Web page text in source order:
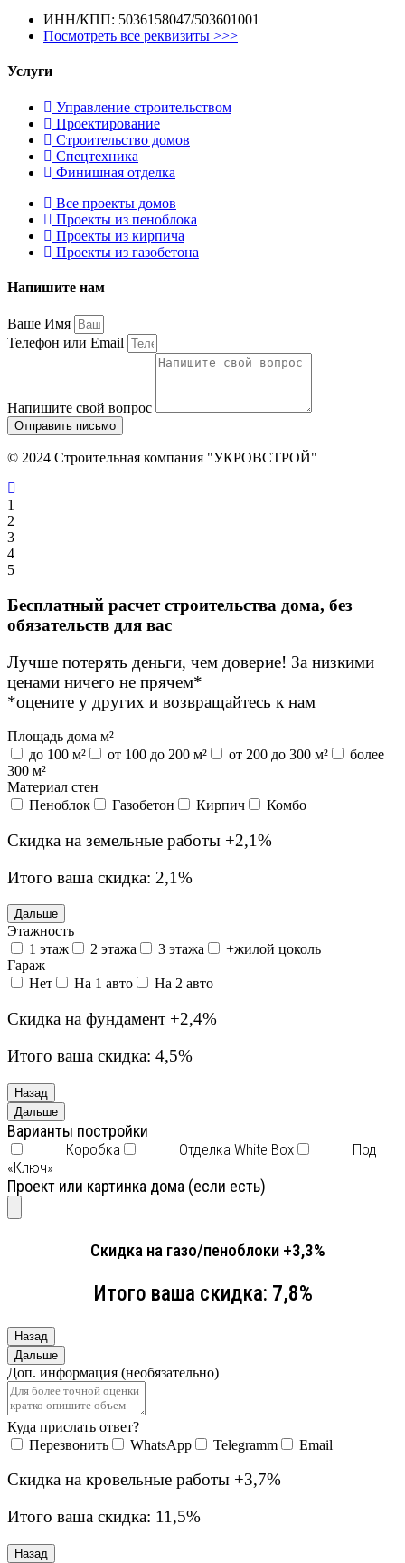
ИНН/КПП: 5036158047/503601001
Посмотреть все реквизиты >>>
Услуги
Управление строительством
Проектирование
Строительство домов
Спецтехника
Финишная отделка
Все проекты домов
Проекты из пеноблока
Проекты из кирпича
Проекты из газобетона
Напишите нам
Ваше Имя
Телефон или Email
Напишите свой вопрос
Отправить письмо
© 2024 Строительная компания "УКРОВСТРОЙ"
1
2
3
4
5
Бесплатный расчет строительства дома, без
обязательств для вас
Лучше потерять деньги, чем доверие! За низкими
ценами ничего не прячем*
*оцените у других и возвращайтесь к нам
Площадь дома м²
до 100 м²
от 100 до 200 м² от 200 до 300 м²
более
300 м²
Материал стен
Пеноблок
Газобетон Кирпич Комбо
Скидка на земельные работы +2,1%
Итого ваша скидка: 2,1%
Дальше
Этажность
1 этаж
2 этажа 3 этажа
+жилой цоколь
Гараж
Нет
На 1 авто На 2 авто
Скидка на фундамент +2,4%
Итого ваша скидка: 4,5%
Назад
Дальше
Варианты постройки
Коробка Отделка White Box
Под
«Ключ»
Проект или картинка дома (если есть)
Скидка на газо/пеноблоки +3,3%
Итого ваша скидка: 7,8%
Назад
Дальше
Доп. информация (необязательно)
Куда прислать ответ?
Перезвонить
WhatsApp Telegramm Email
Скидка на кровельные работы +3,7%
Итого ваша скидка: 11,5%
Назад